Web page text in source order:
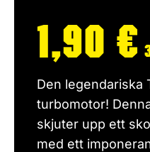
1,90 €
Den legendariska
turbomotor!
skjuter upp ett
med ett